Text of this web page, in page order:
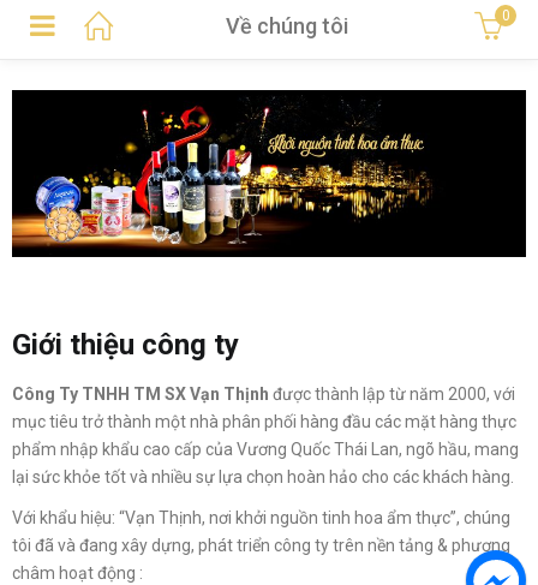
Về chúng tôi 0
Giới thiệu công ty
Công Ty TNHH TM SX Vạn Thịnh được thành lập từ năm 2000, với
mục tiêu trở thành một nhà phân phối hàng đầu các mặt hàng thực
phẩm nhập khẩu cao cấp của Vương Quốc Thái Lan, ngõ hầu, mang
lại sức khỏe tốt và nhiều sự lựa chọn hoàn hảo cho các khách hàng.
Với khẩu hiệu: “Vạn Thịnh, nơi khởi nguồn tinh hoa ẩm thực”, chúng
tôi đã và đang xây dựng, phát triển công ty trên nền tảng & phương
châm hoạt động :